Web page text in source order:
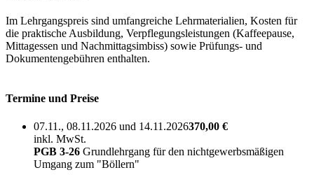
Im Lehrgangspreis sind umfangreiche Lehrmaterialien, Kosten für
die praktische Ausbildung, Verpflegungsleistungen (Kaffeepause,
Mittagessen und Nachmittagsimbiss) sowie Prüfungs- und
Dokumentengebühren enthalten.
Termine und Preise
07.11., 08.11.2026 und 14.11.2026370,00 €
inkl. MwSt.
PGB 3-26 Grundlehrgang für den nichtgewerbsmäßigen
Umgang zum "Böllern"